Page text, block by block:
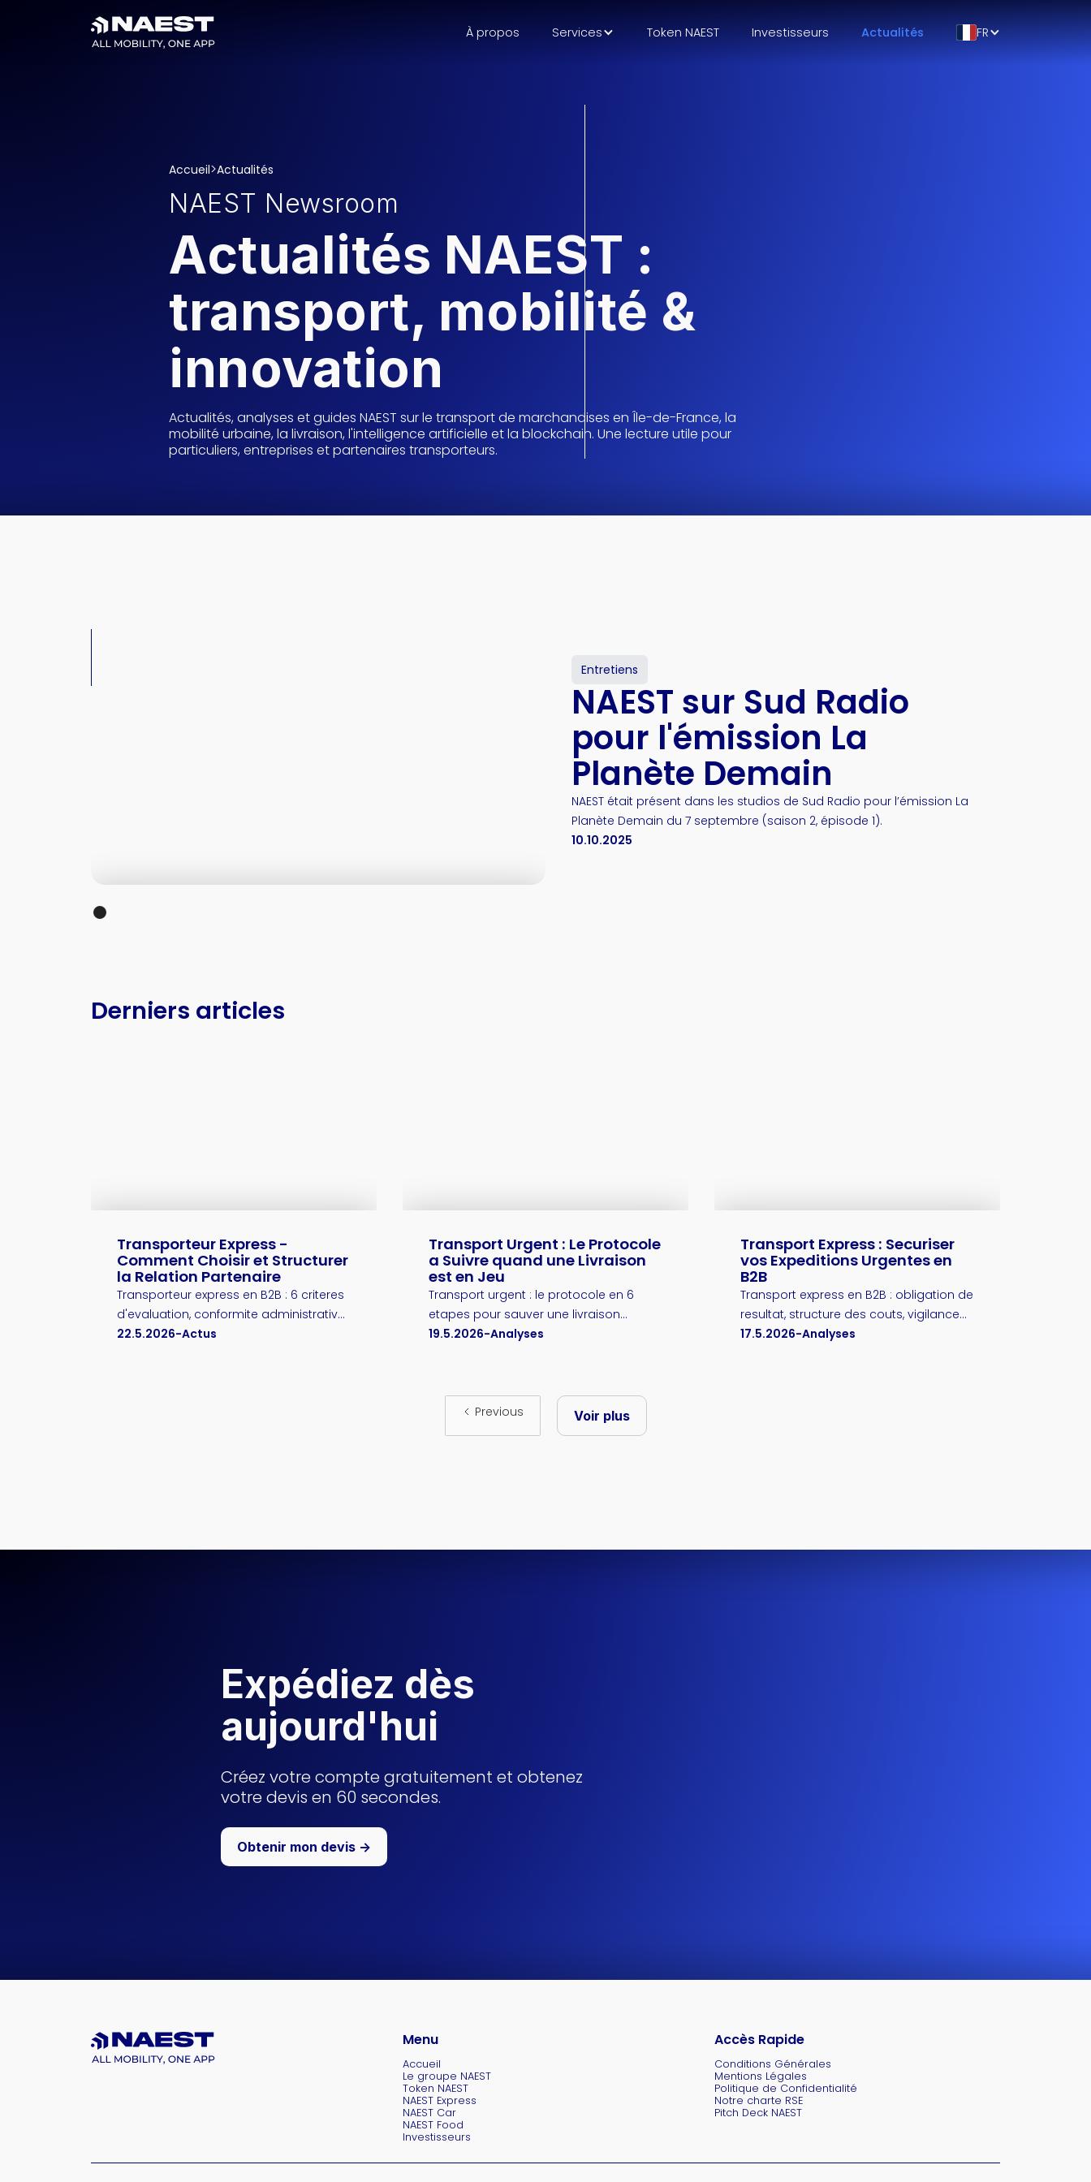
À propos Services Token NAEST Investisseurs Actualités FR
Accueil>Actualités
NAEST Newsroom
Actualités NAEST :
transport, mobilité &
innovation
Actualités, analyses et guides NAEST sur le transport de marchandises en Île-de-France, la
mobilité urbaine, la livraison, l'intelligence artificielle et la blockchain. Une lecture utile pour
particuliers, entreprises et partenaires transporteurs.
Entretiens
NAEST sur Sud Radio
pour l'émission La
Planète Demain
NAEST était présent dans les studios de Sud Radio pour l’émission La
Planète Demain du 7 septembre (saison 2, épisode 1).
10.10.2025
Derniers articles
Transporteur Express -
Comment Choisir et Structurer
la Relation Partenaire
Transporteur express en B2B : 6 criteres
d'evaluation, conformite administrative,
structuration contractuelle, pieges a
22.5.2026-Actus
Transport Urgent : Le Protocole
a Suivre quand une Livraison
est en Jeu
Transport urgent : le protocole en 6
etapes pour sauver une livraison
critique. Evaluer, choisir, declencher et
19.5.2026-Analyses
Transport Express : Securiser
vos Expeditions Urgentes en
B2B
Transport express en B2B : obligation de
resultat, structure des couts, vigilance
reglementaire et pieges a eviter. Le
17.5.2026-Analyses
Previous Voir plus
Expédiez dès
aujourd'hui
Créez votre compte gratuitement et obtenez
votre devis en 60 secondes.
Obtenir mon devis ->
Menu
Accueil
Le groupe NAEST
Token NAEST
NAEST Express
NAEST Car
NAEST Food
Investisseurs
Accès Rapide
Conditions Générales
Mentions Légales
Politique de Confidentialité
Notre charte RSE
Pitch Deck NAEST